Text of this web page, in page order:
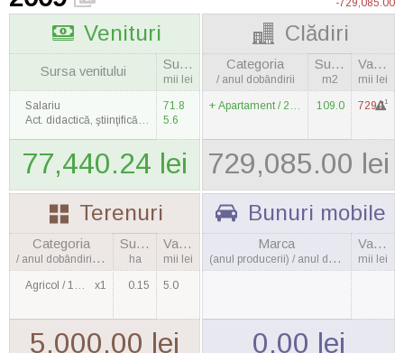
-729,085.00
Venituri
Sursa venitului Suma
mii lei
Salariu
Act. didactică, ştiinţifică şi de creaţie
71.8
5.6
77,440.24 lei
Clădiri
Categoria
/ anul dobândirii
Suprafaţa
m2
Valoarea
mii lei
Apartament / 2009 109.0 729.11
729,085.00 lei
Terenuri
Categoria
/ anul dobândirii, cantitatea
Suprafaţa
ha
Valoarea
mii lei
Agricol / 1990 x1 0.15 5.0
5,000.00 lei
Bunuri mobile
Marca
(anul producerii) / anul dobândirii
Valoarea
mii lei
0.00 lei